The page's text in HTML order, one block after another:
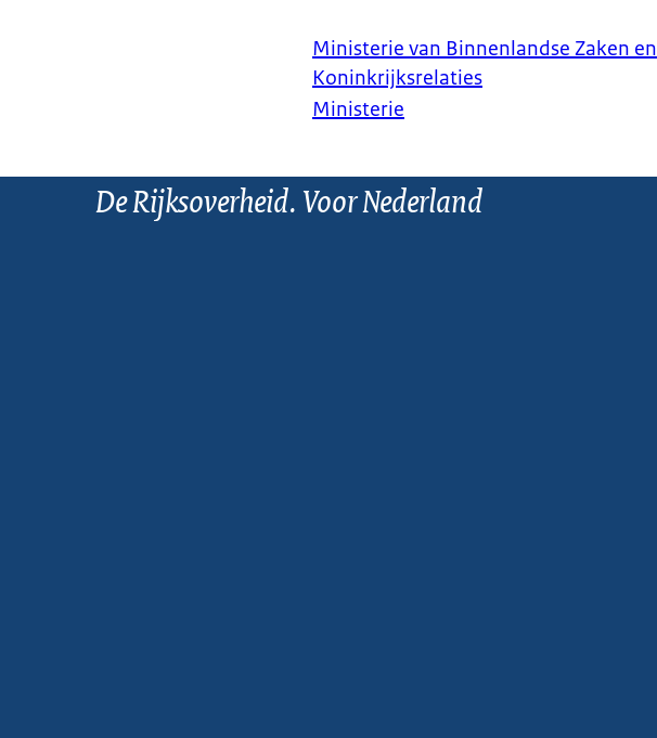
Ministerie van Binnenlandse Zaken en
Koninkrijksrelaties
Ministerie
De Rijksoverheid. Voor Nederland